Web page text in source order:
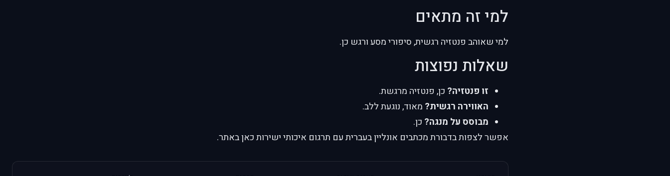
למי זה מתאים
למי שאוהב פנטזיה רגשית, סיפורי מסע ורגש כן.
שאלות נפוצות
זו פנטזיה? כן, פנטזיה מרגשת.
האווירה רגשית? מאוד, נוגעת ללב.
מבוסס על מנגה? כן.
אפשר לצפות בדבורת מכתבים אונליין בעברית עם תרגום איכותי ישירות כאן באתר.